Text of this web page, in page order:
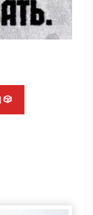
🎲